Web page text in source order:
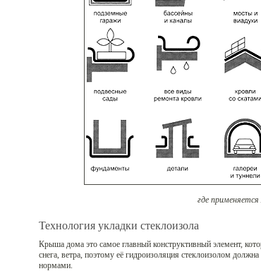
где
Технология укладки стеклоизола
Крыша дома это самое главный конструктивный элемент,
снега, ветра, поэтому её гидроизоляция стеклоизолом
нормами.